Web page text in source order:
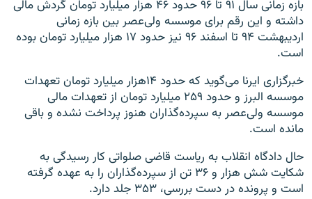
بازه زمانی سال ۹۱ تا ۹۶ حدود ۴۶ هزار میلیارد تومان گردش مالی
داشته و این رقم برای موسسه ولی‌عصر بین بازه زمانی
اردیبهشت ۹۴ تا اسفند ۹۶ نیز حدود ۱۷ هزار میلیارد تومان بوده
است.
خبرگزاری ایرنا می‌گوید که حدود ۱۴هزار میلیارد تومان تعهدات
موسسه البرز و حدود ۲۵۹ میلیارد تومان از تعهدات مالی
موسسه ولی‌عصر به سپرده‌گذاران هنوز پرداخت نشده و باقی
مانده است.
حال دادگاه انقلاب به ریاست قاضی صلواتی کار رسیدگی به
شکایت شش هزار و ۳۶ تن از سپرده‌گذاران را به عهده گرفته
است و پرونده در دست بررسی، ۳۵۳ جلد دارد.